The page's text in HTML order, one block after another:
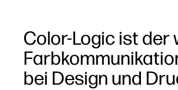
Color-Logic ist der
bei Design und